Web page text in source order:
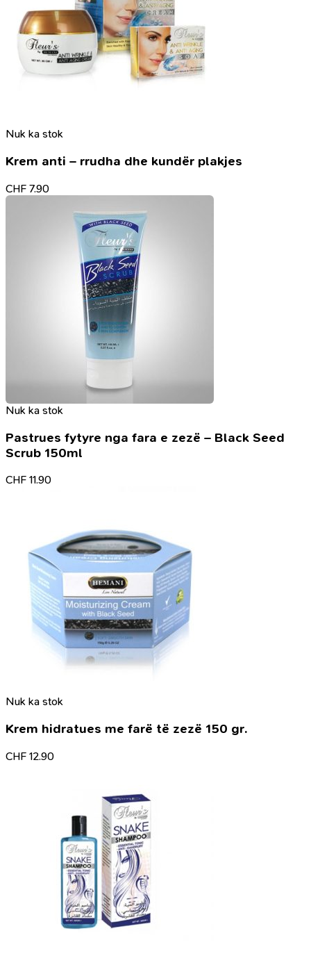
Nuk ka stok
Krem anti – rrudha dhe kundër plakjes
CHF 7.90
Nuk ka stok
Pastrues fytyre nga fara e zezë – Black Seed
Scrub 150ml
CHF 11.90
Nuk ka stok
Krem hidratues me farë të zezë 150 gr.
CHF 12.90